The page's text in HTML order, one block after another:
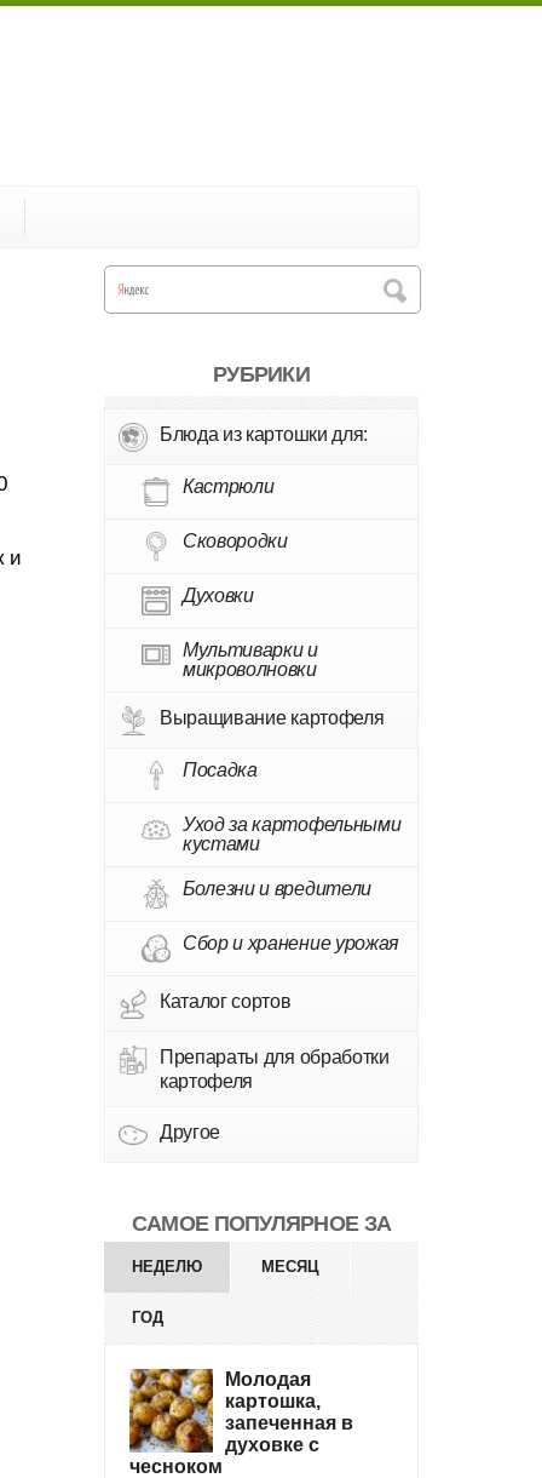
и
РУБРИКИ
Блюда из картошки для:
Кастрюли
Сковородки
Духовки
Мультиварки и
микроволновки
Выращивание картофеля
Посадка
Уход за картофельными
кустами
Болезни и вредители
Сбор и хранение урожая
Каталог сортов
Препараты для обработки
картофеля
Другое
САМОЕ ПОПУЛЯРНОЕ ЗА
НЕДЕЛЮ МЕСЯЦ
ГОД
Молодая
картошка,
запеченная в
духовке с
чесноком